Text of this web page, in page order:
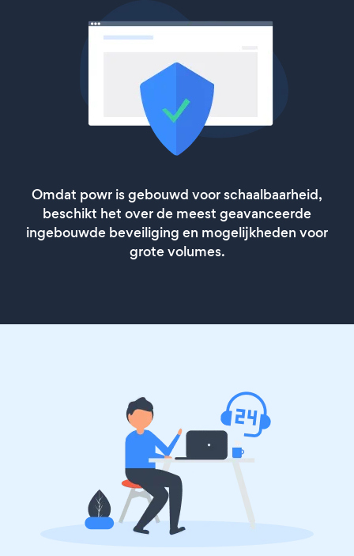
Omdat powr is gebouwd voor schaalbaarheid,
beschikt het over de meest geavanceerde
ingebouwde beveiliging en mogelijkheden voor
grote volumes.